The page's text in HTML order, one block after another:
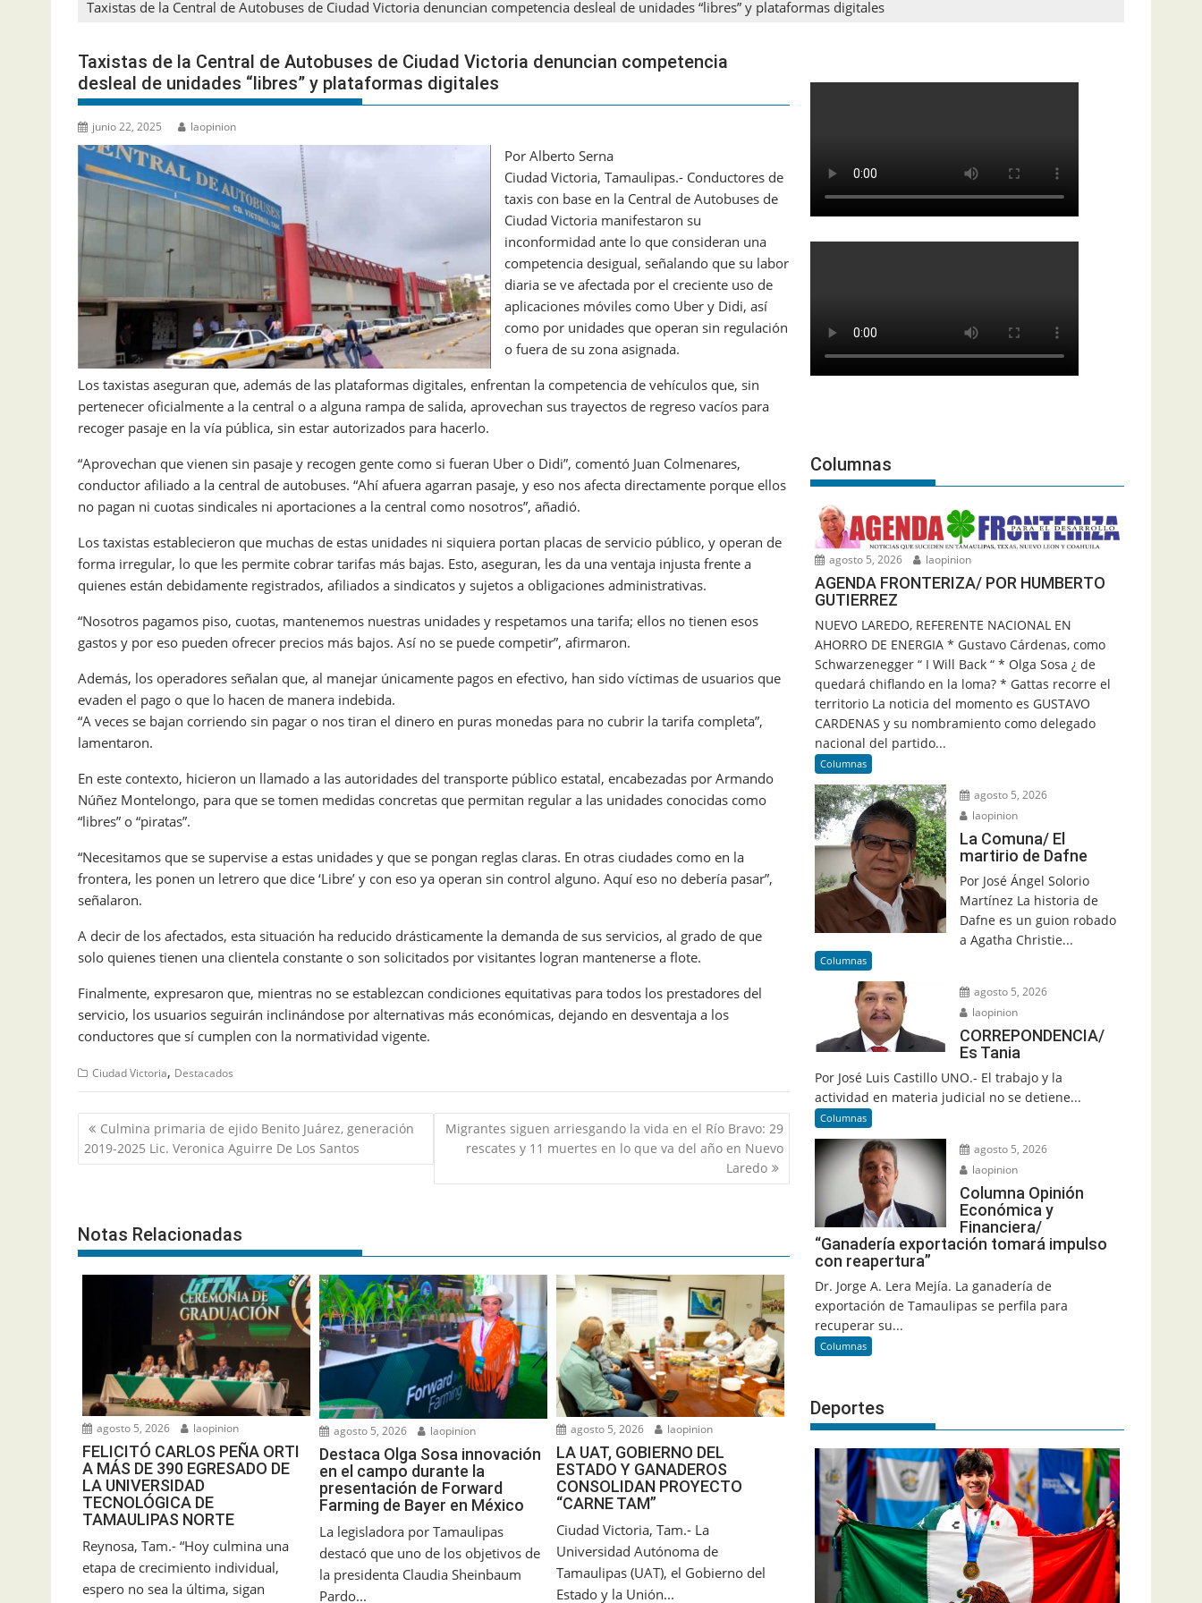
Taxistas de la Central de Autobuses de Ciudad Victoria denuncian competencia desleal de unidades “libres” y plataformas digitales
Taxistas de la Central de Autobuses de Ciudad Victoria denuncian competencia
desleal de unidades “libres” y plataformas digitales
junio 22, 2025 laopinion
Por Alberto Serna
Ciudad Victoria, Tamaulipas.- Conductores de
taxis con base en la Central de Autobuses de
Ciudad Victoria manifestaron su
inconformidad ante lo que consideran una
competencia desigual, señalando que su labor
diaria se ve afectada por el creciente uso de
aplicaciones móviles como Uber y Didi, así
como por unidades que operan sin regulación
o fuera de su zona asignada.
Los taxistas aseguran que, además de las plataformas digitales, enfrentan la competencia de vehículos que, sin
pertenecer oficialmente a la central o a alguna rampa de salida, aprovechan sus trayectos de regreso vacíos para
recoger pasaje en la vía pública, sin estar autorizados para hacerlo.
“Aprovechan que vienen sin pasaje y recogen gente como si fueran Uber o Didi”, comentó Juan Colmenares,
conductor afiliado a la central de autobuses. “Ahí afuera agarran pasaje, y eso nos afecta directamente porque ellos
no pagan ni cuotas sindicales ni aportaciones a la central como nosotros”, añadió.
Los taxistas establecieron que muchas de estas unidades ni siquiera portan placas de servicio público, y operan de
forma irregular, lo que les permite cobrar tarifas más bajas. Esto, aseguran, les da una ventaja injusta frente a
quienes están debidamente registrados, afiliados a sindicatos y sujetos a obligaciones administrativas.
“Nosotros pagamos piso, cuotas, mantenemos nuestras unidades y respetamos una tarifa; ellos no tienen esos
gastos y por eso pueden ofrecer precios más bajos. Así no se puede competir”, afirmaron.
Además, los operadores señalan que, al manejar únicamente pagos en efectivo, han sido víctimas de usuarios que
evaden el pago o que lo hacen de manera indebida.
“A veces se bajan corriendo sin pagar o nos tiran el dinero en puras monedas para no cubrir la tarifa completa”,
lamentaron.
En este contexto, hicieron un llamado a las autoridades del transporte público estatal, encabezadas por Armando
Núñez Montelongo, para que se tomen medidas concretas que permitan regular a las unidades conocidas como
“libres” o “piratas”.
“Necesitamos que se supervise a estas unidades y que se pongan reglas claras. En otras ciudades como en la
frontera, les ponen un letrero que dice ‘Libre’ y con eso ya operan sin control alguno. Aquí eso no debería pasar”,
señalaron.
A decir de los afectados, esta situación ha reducido drásticamente la demanda de sus servicios, al grado de que
solo quienes tienen una clientela constante o son solicitados por visitantes logran mantenerse a flote.
Finalmente, expresaron que, mientras no se establezcan condiciones equitativas para todos los prestadores del
servicio, los usuarios seguirán inclinándose por alternativas más económicas, dejando en desventaja a los
conductores que sí cumplen con la normatividad vigente.
Ciudad Victoria, Destacados
Navegación
de
entradas
Culmina primaria de ejido Benito Juárez, generación
2019-2025 Lic. Veronica Aguirre De Los Santos
Migrantes siguen arriesgando la vida en el Río Bravo: 29
rescates y 11 muertes en lo que va del año en Nuevo
Laredo
Notas Relacionadas
agosto 5, 2026 laopinion
FELICITÓ CARLOS PEÑA ORTI
A MÁS DE 390 EGRESADO DE
LA UNIVERSIDAD
TECNOLÓGICA DE
TAMAULIPAS NORTE
Reynosa, Tam.- “Hoy culmina una
etapa de crecimiento individual,
espero no sea la última, sigan
agosto 5, 2026 laopinion
Destaca Olga Sosa innovación
en el campo durante la
presentación de Forward
Farming de Bayer en México
La legisladora por Tamaulipas
destacó que uno de los objetivos de
la presidenta Claudia Sheinbaum
Pardo...
agosto 5, 2026 laopinion
LA UAT, GOBIERNO DEL
ESTADO Y GANADEROS
CONSOLIDAN PROYECTO
“CARNE TAM”
Ciudad Victoria, Tam.- La
Universidad Autónoma de
Tamaulipas (UAT), el Gobierno del
Estado y la Unión...
Columnas
agosto 5, 2026 laopinion
AGENDA FRONTERIZA/ POR HUMBERTO
GUTIERREZ
NUEVO LAREDO, REFERENTE NACIONAL EN
AHORRO DE ENERGIA * Gustavo Cárdenas, como
Schwarzenegger “ I Will Back “ * Olga Sosa ¿ de
quedará chiflando en la loma? * Gattas recorre el
territorio La noticia del momento es GUSTAVO
CARDENAS y su nombramiento como delegado
nacional del partido...
Columnas
agosto 5, 2026
laopinion
La Comuna/ El
martirio de Dafne
Por José Ángel Solorio
Martínez La historia de
Dafne es un guion robado
a Agatha Christie...
Columnas
agosto 5, 2026
laopinion
CORREPONDENCIA/
Es Tania
Por José Luis Castillo UNO.- El trabajo y la
actividad en materia judicial no se detiene...
Columnas
agosto 5, 2026
laopinion
Columna Opinión
Económica y
Financiera/
“Ganadería exportación tomará impulso
con reapertura”
Dr. Jorge A. Lera Mejía. La ganadería de
exportación de Tamaulipas se perfila para
recuperar su...
Columnas
Deportes